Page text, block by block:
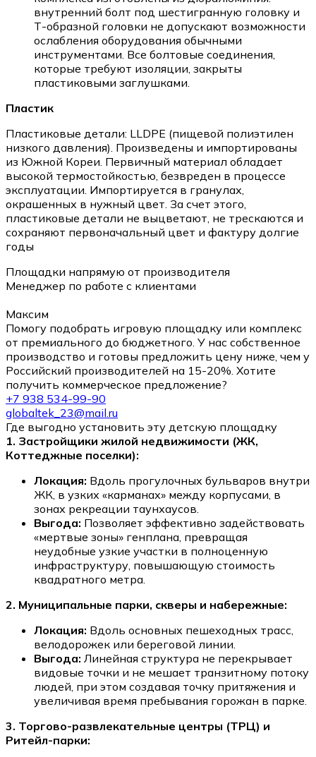
внутренний болт под шестигранную головку и
Т-образной головки не допускают возможности
ослабления оборудования обычными
инструментами. Все болтовые соединения,
которые требуют изоляции, закрыты
пластиковыми заглушками.
Пластик
Пластиковые детали: LLDPE (пищевой полиэтилен
низкого давления). Произведены и импортированы
из Южной Кореи. Первичный материал обладает
высокой термостойкостью, безвреден в процессе
эксплуатации. Импортируется в гранулах,
окрашенных в нужный цвет. За счет этого,
пластиковые детали не выцветают, не трескаются и
сохраняют первоначальный цвет и фактуру долгие
годы
Площадки напрямую от производителя
Менеджер по работе с клиентами
Максим
Помогу подобрать игровую площадку или комплекс
от премиального до бюджетного. У нас собственное
производство и готовы предложить цену ниже, чем у
Российский производителей на 15-20%. Хотите
получить коммерческое предложение?
+7 938 534-99-90
globaltek_23@mail.ru
Где выгодно установить эту детскую площадку
1. Застройщики жилой недвижимости (ЖК,
Коттеджные поселки):
Локация: Вдоль прогулочных бульваров внутри
ЖК, в узких «карманах» между корпусами, в
зонах рекреации таунхаусов.
Выгода: Позволяет эффективно задействовать
«мертвые зоны» генплана, превращая
неудобные узкие участки в полноценную
инфраструктуру, повышающую стоимость
квадратного метра.
2. Муниципальные парки, скверы и набережные:
Локация: Вдоль основных пешеходных трасс,
велодорожек или береговой линии.
Выгода: Линейная структура не перекрывает
видовые точки и не мешает транзитному потоку
людей, при этом создавая точку притяжения и
увеличивая время пребывания горожан в парке.
3. Торгово-развлекательные центры (ТРЦ) и
Ритейл-парки: